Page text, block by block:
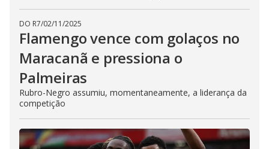
DO R7/02/11/2025
Flamengo vence com golaços no
Maracanã e pressiona o
Palmeiras
Rubro-Negro assumiu, momentaneamente, a liderança da
competição